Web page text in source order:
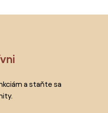
a staňte sa